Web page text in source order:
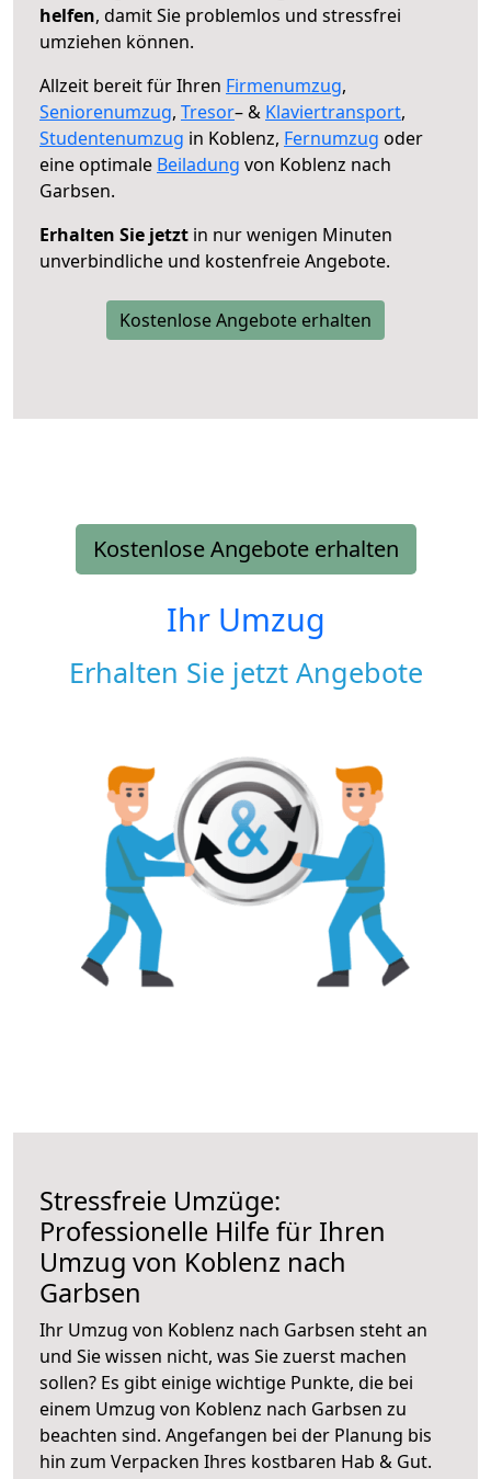
helfen, damit Sie problemlos und stressfrei
umziehen können.
Allzeit bereit für Ihren Firmenumzug,
Seniorenumzug, Tresor– & Klaviertransport,
Studentenumzug in Koblenz, Fernumzug oder
eine optimale Beiladung von Koblenz nach
Garbsen.
Erhalten Sie jetzt in nur wenigen Minuten
unverbindliche und kostenfreie Angebote.
Kostenlose Angebote erhalten
Kostenlose Angebote erhalten
Ihr Umzug
Erhalten Sie jetzt Angebote
Stressfreie Umzüge:
Professionelle Hilfe für Ihren
Umzug von Koblenz nach
Garbsen
Ihr Umzug von Koblenz nach Garbsen steht an
und Sie wissen nicht, was Sie zuerst machen
sollen? Es gibt einige wichtige Punkte, die bei
einem Umzug von Koblenz nach Garbsen zu
beachten sind. Angefangen bei der Planung bis
hin zum Verpacken Ihres kostbaren Hab & Gut.